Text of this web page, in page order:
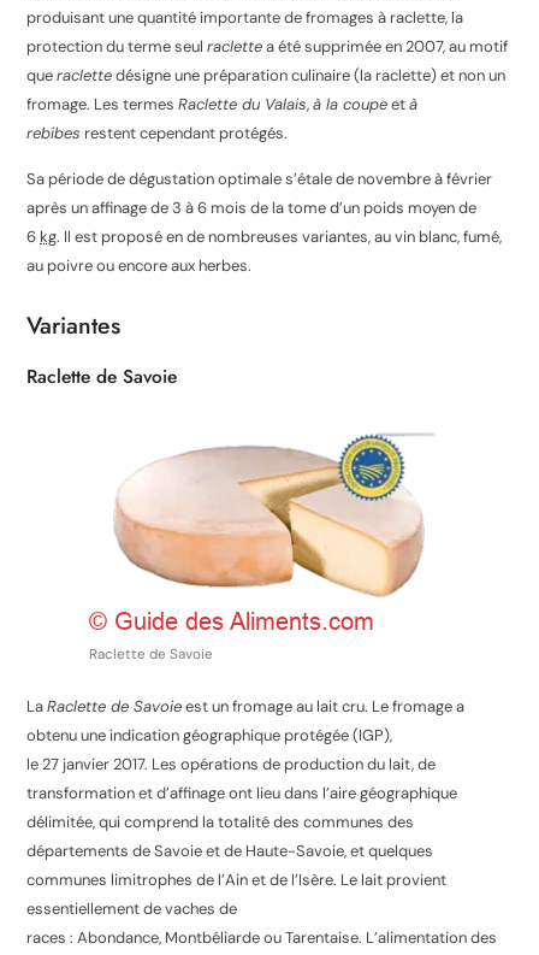
produisant une quantité importante de fromages à raclette, la
protection du terme seulraclettea été supprimée en 2007, au motif
queraclettedésigne une préparation culinaire (la raclette) et non un
fromage. Les termesRaclette du Valais,à la coupeetà
rebibes restent cependant protégés.
Sa période de dégustation optimale s’étale de novembre à février
après un affinage de 3 à 6 mois de la tome d’un poids moyen de
6 kg. Il est proposé en de nombreuses variantes, au vin blanc, fumé,
au poivre ou encore aux herbes.
Variantes
Raclette de Savoie
Raclette de Savoie
LaRaclette de Savoieest un fromage au lait cru. Le fromage a
obtenu une indication géographique protégée (IGP),
le27 janvier 2017. Les opérations de production du lait, de
transformation et d’affinage ont lieu dans l’aire géographique
délimitée, qui comprend la totalité des communes des
départements de Savoieet de Haute-Savoie, et quelques
communes limitrophes de l’Ainet de l’Isère. Le lait provient
essentiellement de vaches de
races : Abondance, Montbéliardeou Tarentaise. L’alimentation des